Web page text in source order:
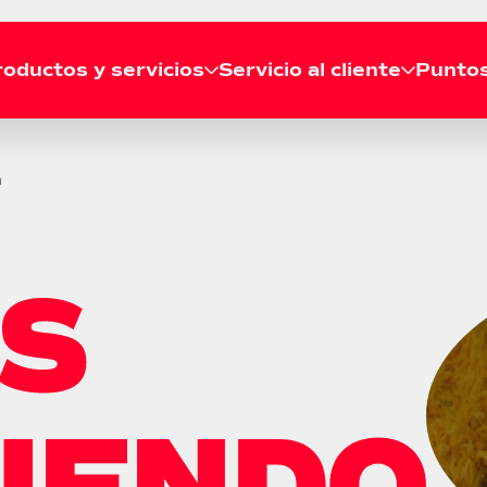
y servicios Servicio al cliente